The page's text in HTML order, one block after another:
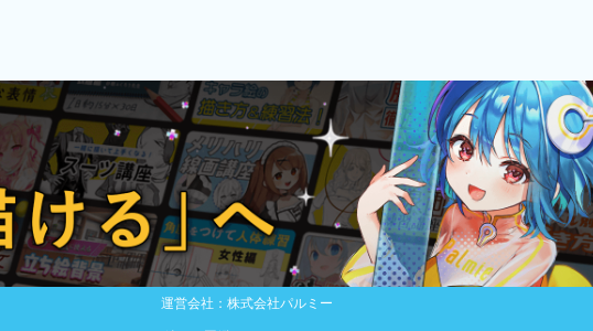
運営会社：株式会社パルミー